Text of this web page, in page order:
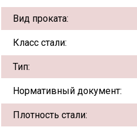
Вид проката:
Класс стали:
Тип:
Нормативный документ:
Плотность стали: